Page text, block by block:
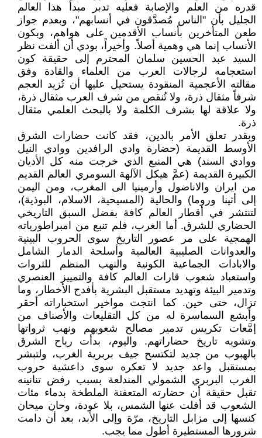
قدره من العلم والإصابة فعليه تدبر مبدأ هذا العالم
الجليل بأن "الناس مُصدَّقون في أنسابهم"، وبعدم جواز
طعن المتأخرين بأنساب الأقدمين على هواهم، وبكون
الأنساب إنما هي وهمية أصلاً. وأخيراً، بودي أن ألفت نظر
السيد عبد الحسين سلمان المحترم إلى حقيقة كون
استعجامه لرجالات العرب من العلماء والقادة وفق
مقالته الأعجمية المنقودة يستحيل عليها أن تُزيد العجم
شرفاً مثقال ذرة، ولا تُنقص من شرف العرب مثقال ذرة،
ولا علاقة لها بشرف الكلمة ولا بالبحث العلمي مثقال
ذرة.
وبقدر تعلق الأمر بالدين، فقد كانت حضارات الشرق
الأوسط القديمة (حضارة وادي الرافدين ووادي النيل
ووادي السند) هي المنبع الذي خرجت منه كل الأديان
الكبيرة القديمة (عمَّ هيكل الآلهة السومري العالم القديم
من ايران والاناضول وأرمينيا الى المغرب، ومن اليمن
إلى أثينا وروما) والحالية (المسيحية، الاسلام، البوذية)،
لتنتشر في أقطار العالم كافة بفضل السبق التاريخي
الحضاري للشرق. أما الغرب، فلم تنبع من امبراطورياته
الهمجية على مر عصور التاريخ سوى الحروب البينية
والعدوانات الصليبية العالمية وأسلحة الدمار الشامل
والابادات الجماعية الكونية والنهب المنظم للثروات
واستعباد شعوب قارات العالم كافة والتمييز العنصري
وتدمير البيئة وتهديد مستقبل البشرية بأفدح الأخطار، وما
تزال، حتى حين. كما انتجت مواخير استخباراته أحقر
وأبشع السماسرة له من كل التقليعات والأصناف من
إمَّعات تكريس تدمير مصالح شعوبهم ونهب ثرواتها
وتشويه تاريخ حضاراتهم. واليوم، بدأت رياح الشرق
بالهبوب من جديد لتكتسح جيف بربرية الغرب، ولتبشر
بمستقبل واعد جديد لا تعكره سوى داعشية حروب
الغرب البربري الشمولي المندلعة بسبب رفض تنانينه
تقبل حقيقة أن حضارته المتعفنة الملطخة بدماء مئات
الشعوب قد أفلت عنها الشمس، بلا عودة، وحان ميحان
كنسها إلى مزابل التاريخ، مرّة وإلى الأبد، بعد أن دامت
شرورها المستطيرة أطول مما يجب.